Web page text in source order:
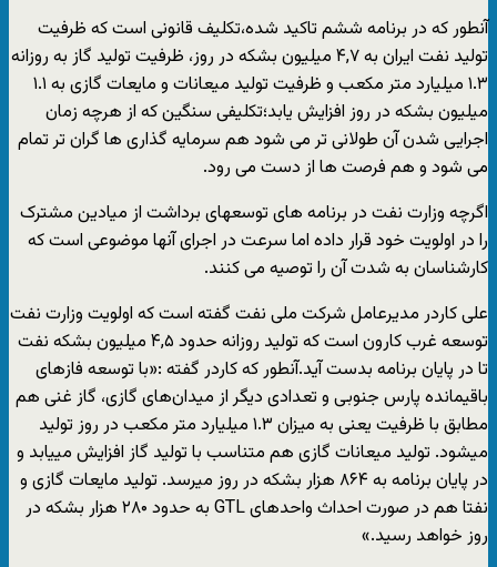
آنطور که در برنامه ششم تاکید شده،تکلیف قانونی است که ظرفیت
تولید نفت ایران به ۴,۷ میلیون بشکه در روز، ظرفیت تولید گاز به روزانه
۱.۳ میلیارد متر مکعب و ظرفیت تولید میعانات و مایعات گازی به ۱.۱
میلیون بشکه در روز افزایش یابد؛تکلیفی سنگین که از هرچه زمان
اجرایی شدن آن طولانی تر می شود هم سرمایه گذاری ها گران تر تمام
می شود و هم فرصت ها از دست می رود.
اگرچه وزارت نفت در برنامه های توسعه‎ای برداشت از میادین مشترک
را در اولویت خود قرار داده اما سرعت در اجرای آنها موضوعی است که
کارشناسان به شدت آن را توصیه می کنند.
علی کاردر مدیرعامل شرکت ملی نفت گفته است که اولویت وزارت نفت
توسعه غرب کارون است که تولید روزانه حدود ۴,۵ میلیون بشکه نفت
تا در پایان برنامه بدست آید.آنطور که کاردر گفته :«با توسعه فازهای
باقیمانده پارس جنوبی و تعدادی دیگر از میدان‌های گازی، گاز غنی هم
مطابق با ظرفیت یعنی به میزان ۱.۳ میلیارد متر مکعب در روز تولید
می‎شود. تولید میعانات گازی هم متناسب با تولید گاز افزایش می‏‎یابد و
در پایان برنامه به ۸۶۴ هزار بشکه در روز می‏‎رسد. تولید مایعات گازی و
نفتا هم در صورت احداث واحدهای GTL به حدود ۲۸۰ هزار بشکه در
روز خواهد رسید.»